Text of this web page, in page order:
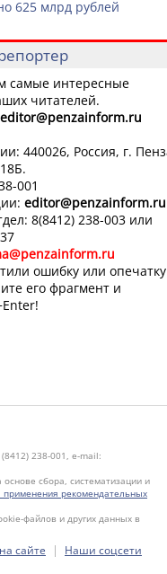
625 млрд рублей
самые интересные
читателей.
editor@penzainform.ru
440026, Россия, г.
001
editor@penzainform.ru
8(8412) 238-003 или
ошибку или
его фрагмент и
238-001, e-mail:
сбора, систематизации и
применения рекомендательных
файлов и других данных в
сайте | Наши соцсети